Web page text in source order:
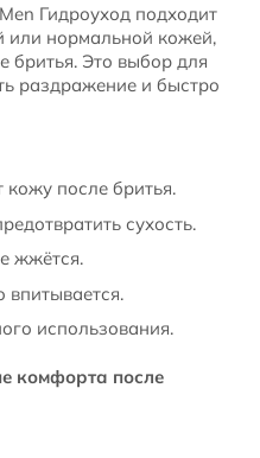
Гидроуход подходит
или нормальной кожей,
бритья. Это выбор для
раздражение и быстро
кожу после бритья.
сухость.
жжётся.
впитывается.
использования.
комфорта после